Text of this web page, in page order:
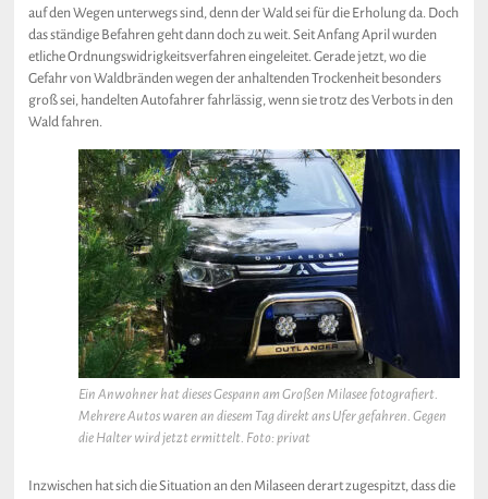
auf den Wegen unterwegs sind, denn der Wald sei für die Erholung da. Doch
das ständige Befahren geht dann doch zu weit. Seit Anfang April wurden
etliche Ordnungswidrigkeitsverfahren eingeleitet. Gerade jetzt, wo die
Gefahr von Waldbränden wegen der anhaltenden Trockenheit besonders
groß sei, handelten Autofahrer fahrlässig, wenn sie trotz des Verbots in den
Wald fahren.
Ein Anwohner hat dieses Gespann am Großen Milasee fotografiert.
Mehrere Autos waren an diesem Tag direkt ans Ufer gefahren. Gegen
die Halter wird jetzt ermittelt. Foto: privat
Inzwischen hat sich die Situation an den Milaseen derart zugespitzt, dass die